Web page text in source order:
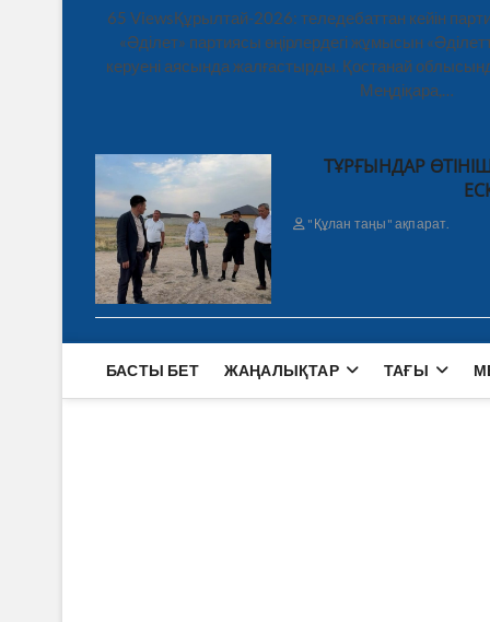
65 ViewsҚұрылтай-2026: теледебаттан кейін
«Әділет» партиясы өңірлердегі жұмысын
керуені аясында жалғастырды. Қостанай
Меңдіқара,…
ТҰРҒЫНДАР
"Құлан таңы" ақпарат.
БАСТЫ БЕТ ЖАҢАЛЫҚТАР ТАҒЫ